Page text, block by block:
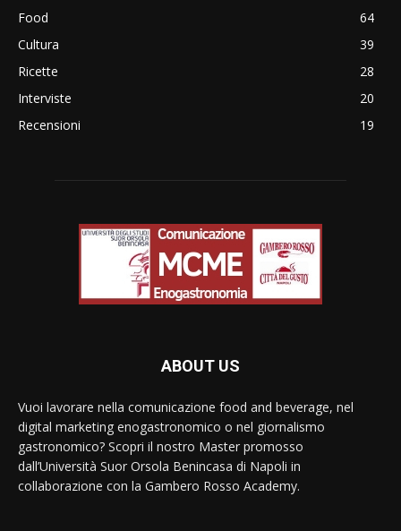
Food
64
Cultura
39
Ricette
28
Interviste
20
Recensioni
19
ABOUT US
Vuoi lavorare nella comunicazione food and beverage, nel
digital marketing enogastronomico o nel giornalismo
gastronomico? Scopri il nostro Master promosso
dall’Università Suor Orsola Benincasa di Napoli in
collaborazione con la Gambero Rosso Academy.